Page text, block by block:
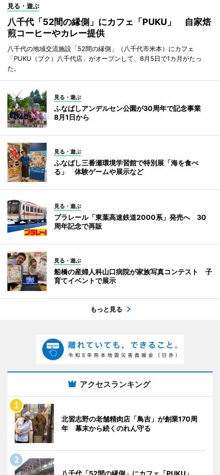
見る・遊ぶ
八千代「52間の縁側」にカフェ「PUKU」 自家焙
煎コーヒーやカレー提供
八千代の地域交流施設「52間の縁側」（八千代市米本）にカフェ
「PUKU（プク）八千代店」がオープンして、8月5日で1カ月がたっ
た。
見る・遊ぶ
ふなばしアンデルセン公園が30周年で記念事業
8月1日から
見る・遊ぶ
ふなばし三番瀬環境学習館で特別展「海を食べ
る」 体験ゲームや展示など
見る・遊ぶ
プラレール「東葉高速鉄道2000系」発売へ 30
周年記念で再販
見る・遊ぶ
船橋の産婦人科山口病院が家族写真コンテスト 子
育てイベントで展示
もっと見る
アクセスランキング
北習志野の老舗精肉店「鳥吉」が創業170周
年 幕末から続くのれん守る
八千代「52間の縁側」にカフェ「PUKU」